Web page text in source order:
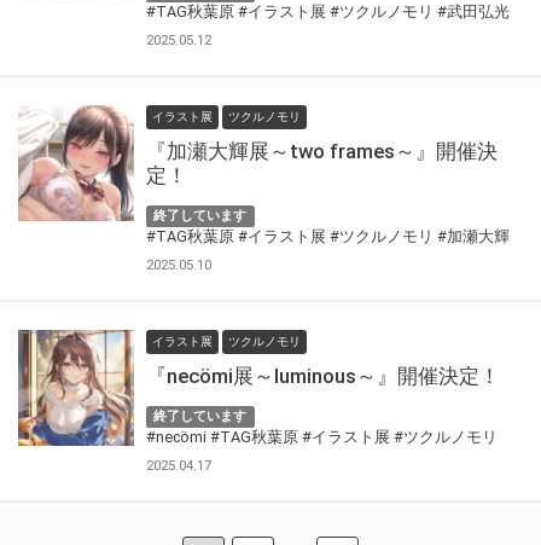
#TAG秋葉原 #イラスト展 #ツクルノモリ #武田弘光
2025.05.12
イラスト展 ツクルノモリ
『加瀬大輝展～two frames～』開催決
定！
終了しています
#TAG秋葉原 #イラスト展 #ツクルノモリ #加瀬大輝
2025.05.10
イラスト展 ツクルノモリ
『necömi展～luminous～』開催決定！
終了しています
#necömi #TAG秋葉原 #イラスト展 #ツクルノモリ
2025.04.17